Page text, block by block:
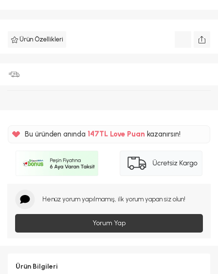
Ürün Özellikleri
Bu üründen anında %5 Love Puankazanırsın!
Henüz yorum yapılmamış, ilk yorum yapan siz olun!
Yorum Yap
Ürün Bilgileri